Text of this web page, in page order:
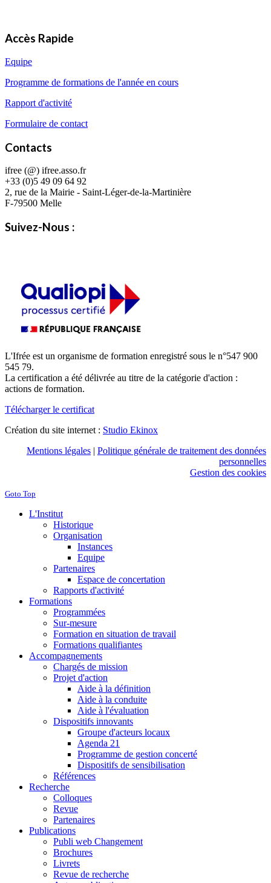
Accès Rapide
Equipe
Programme de formations de l'année en cours
Rapport d'activité
Formulaire de contact
Contacts
ifree (@) ifree.asso.fr
+33 (0)5 49 09 64 92
2, rue de la Mairie - Saint-Léger-de-la-Martinière
F-79500 Melle
Suivez-Nous :
L'Ifrée est un organisme de formation enregistré sous le n°547 900
545 79.
La certification a été délivrée au titre de la catégorie d'action :
actions de formation.
Télécharger le certificat
Création du site internet : Studio Ekinox
Mentions légales | Politique générale de traitement des données
personnelles
Gestion des cookies
Goto Top
L'Institut
Historique
Organisation
Instances
Equipe
Partenaires
Espace de concertation
Rapports d'activité
Formations
Programmées
Sur-mesure
Formation en situation de travail
Formations qualifiantes
Accompagnements
Chargés de mission
Projet d'action
Aide à la définition
Aide à la conduite
Aide à l'évaluation
Dispositifs innovants
Groupe d'acteurs locaux
Agenda 21
Programme de gestion concerté
Dispositifs de sensibilisation
Références
Recherche
Colloques
Revue
Partenaires
Publications
Publi web Changement
Brochures
Livrets
Revue de recherche